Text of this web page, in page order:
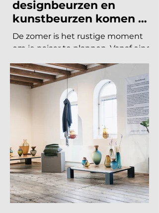
naar 125 euro. De Interieur Future
Summit keert terug op 10
begonnen! Vorig jaar u
Welke interieurbeurzen,
designbeurzen en
kunstbeurzen komen er
nog aan in 2026?
De zomer is het rustige moment
om je najaar te plannen. Vanaf eind
augustus draait de
beurzencarrousel weer op volle
toeren, met een Nederlandse en
Belgische agenda die piekt in
september en november, en een
INTERIEURBEURZEN